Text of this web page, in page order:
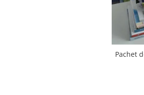
Pachet